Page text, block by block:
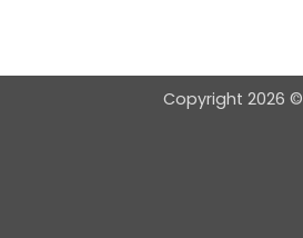
Copyright 2026 ©